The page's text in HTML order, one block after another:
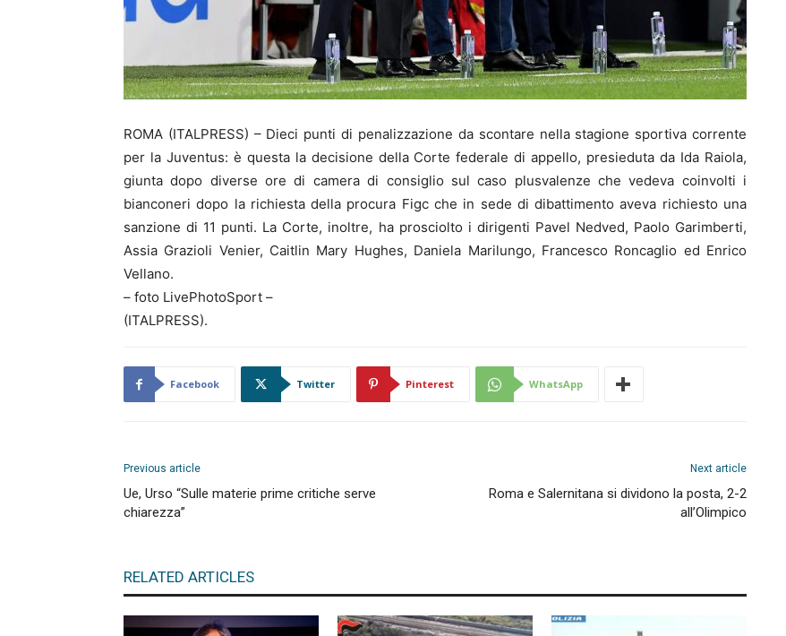
ROMA (ITALPRESS) – Dieci punti di penalizzazione da scontare nella stagione sportiva corrente
per la Juventus: è questa la decisione della Corte federale di appello, presieduta da Ida Raiola,
giunta dopo diverse ore di camera di consiglio sul caso plusvalenze che vedeva coinvolti i
bianconeri dopo la richiesta della procura Figc che in sede di dibattimento aveva richiesto una
sanzione di 11 punti. La Corte, inoltre, ha prosciolto i dirigenti Pavel Nedved, Paolo Garimberti,
Assia Grazioli Venier, Caitlin Mary Hughes, Daniela Marilungo, Francesco Roncaglio ed Enrico
Vellano.
– foto LivePhotoSport –
(ITALPRESS).
Facebook Twitter Pinterest WhatsApp
Previous article
Ue, Urso “Sulle materie prime critiche serve
chiarezza”
Next article
Roma e Salernitana si dividono la posta, 2-2
all’Olimpico
RELATED ARTICLES